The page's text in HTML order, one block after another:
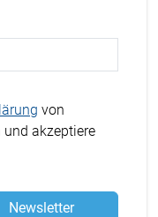
von
und akzeptiere
Newsletter